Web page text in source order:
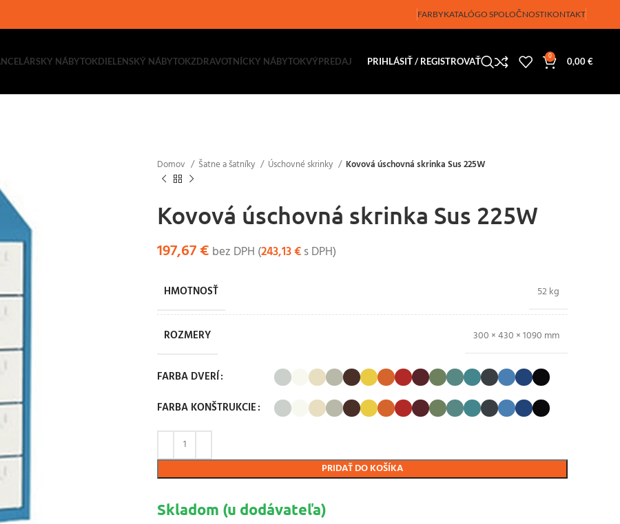
FARBYKATALÓGO SPOLOČNOSTIKONTAKT
NÁBYTOKDIELENSKÝ NÁBYTOKZDRAVOTNÍCKY NÁBYTOKVÝPREDAJ PRIHLÁSIŤ / REGISTROVAŤ 0 0,00€
Domov Šatne a šatníky Úschovné skrinky Kovová úschovná skrinka Sus 225W
Kovová úschovná skrinka Sus 225W
197,67€ bez DPH (243,13€s DPH)
HMOTNOSŤ 52 kg
ROZMERY 300 × 430 × 1090 mm
FARBA DVERÍ
FARBA KONŠTRUKCIE
PRIDAŤ DO KOŠÍKA
Skladom (u dodávateľa)